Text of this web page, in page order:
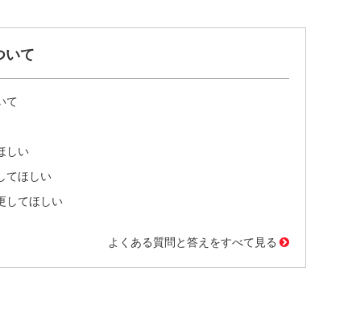
いて
て
しい
てほしい
してほしい
よくある質問と答えをすべて見る